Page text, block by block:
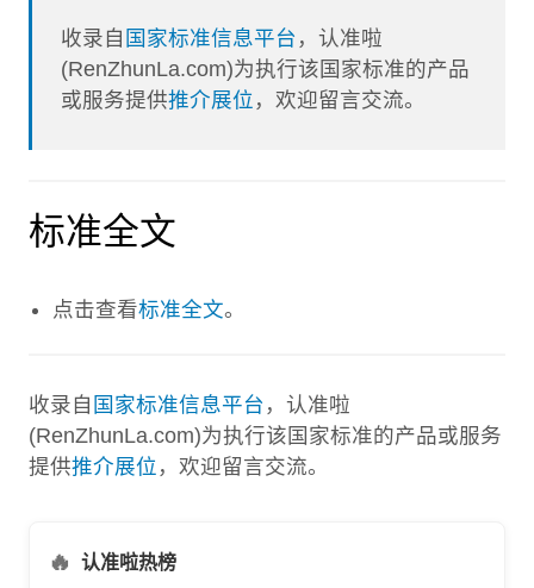
收录自 国家标准信息平台 ，认准啦
(RenZhunLa.com)为执行该国家标准的产品
或服务提供推介展位 ，欢迎留言交流。
标准全文
点击查看标准全文。
收录自 国家标准信息平台 ，认准啦
(RenZhunLa.com)为执行该国家标准的产品或服务
提供推介展位 ，欢迎留言交流。
🔥 认准啦热榜